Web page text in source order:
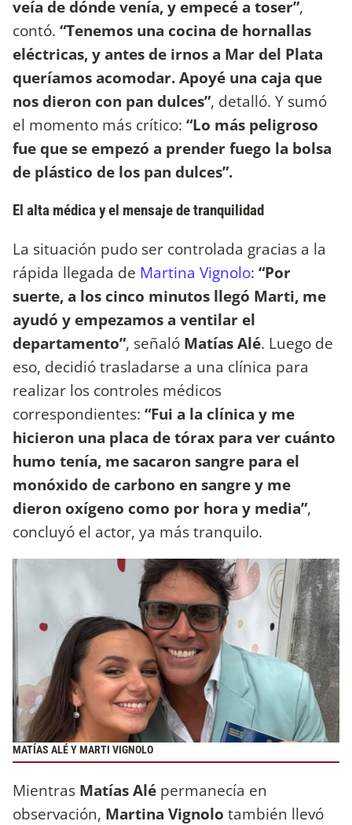
veía de dónde venía, y empecé a toser”,
contó. “Tenemos una cocina de hornallas
eléctricas, y antes de irnos a Mar del Plata
queríamos acomodar. Apoyé una caja que
nos dieron con pan dulces”, detalló. Y sumó
el momento más crítico: “Lo más peligroso
fue que se empezó a prender fuego la bolsa
de plástico de los pan dulces”.
El alta médica y el mensaje de tranquilidad
La situación pudo ser controlada gracias a la
rápida llegada de Martina Vignolo: “Por
suerte, a los cinco minutos llegó Marti, me
ayudó y empezamos a ventilar el
departamento”, señaló Matías Alé. Luego de
eso, decidió trasladarse a una clínica para
realizar los controles médicos
correspondientes: “Fui a la clínica y me
hicieron una placa de tórax para ver cuánto
humo tenía, me sacaron sangre para el
monóxido de carbono en sangre y me
dieron oxígeno como por hora y media”,
concluyó el actor, ya más tranquilo.
MATÍAS ALÉ Y MARTI VIGNOLO
Mientras Matías Alé permanecía en
observación, Martina Vignolo también llevó